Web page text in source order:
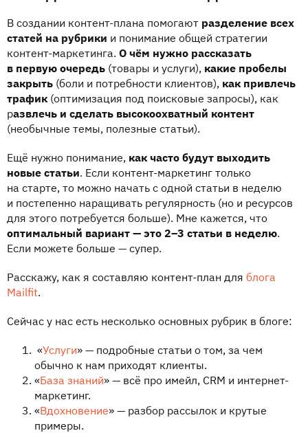
В создании контент-плана помогают разделение всех
статей на рубрики и понимание общей стратегии
контент-маркетинга. О чём нужно рассказать
в первую очередь (товары и услуги), какие пробелы
закрыть (боли и потребности клиентов), как привлечь
трафик (оптимизация под поисковые запросы), как
развлечь и сделать высокоохватный контент
(необычные темы, полезные статьи).
Ещё нужно понимание, как часто будут выходить
новые статьи. Если контент-маркетинг только
на старте, то можно начать с одной статьи в неделю
и постепенно наращивать регулярность (но и ресурсов
для этого потребуется больше). Мне кажется, что
оптимальный вариант — это 2–3 статьи в неделю.
Если можете больше — супер.
Расскажу, как я составляю контент-план для блога
Mailfit.
Сейчас у нас есть несколько основных рубрик в блоге:
«Услуги» — подробные статьи о том, за чем
обычно к нам приходят клиенты.
«База знаний» — всё про имейл, CRM и интернет-
маркетинг.
«Вдохновение» — разбор рассылок и крутые
примеры.